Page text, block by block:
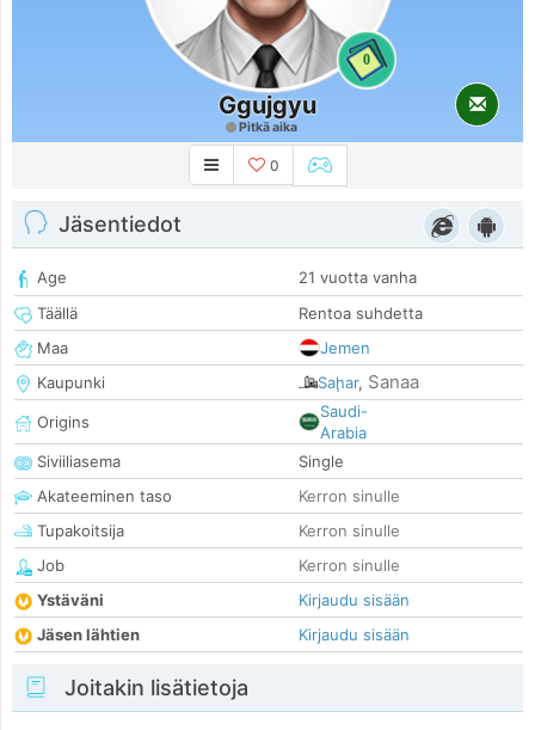
0
Ggujgyu
Pitkä aika
0
Jäsentiedot
Age
21 vuotta vanha
Täällä
Rentoa suhdetta
Maa
Jemen
Kaupunki
Saḩar, Sanaa
Origins
Saudi-
Arabia
Siviiliasema
Single
Akateeminen taso
Kerron sinulle
Tupakoitsija
Kerron sinulle
Job
Kerron sinulle
Ystäväni
Kirjaudu sisään
Jäsen lähtien
Kirjaudu sisään
Joitakin lisätietoja